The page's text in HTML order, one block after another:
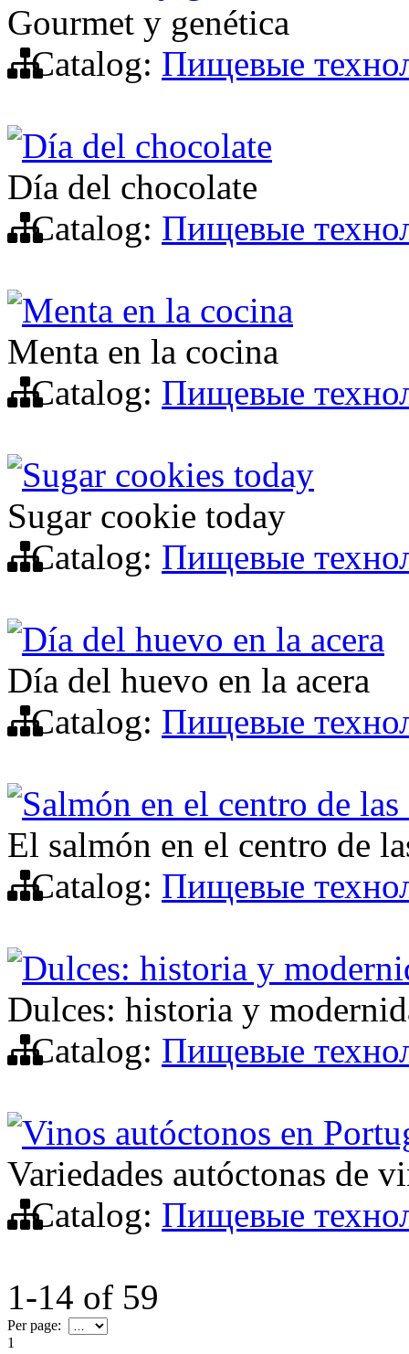
Gourmet y genética
Catalog: Пищевые
Día del chocolate
Día del chocolate
Catalog: Пищевые
Menta en la cocina
Menta en la cocina
Catalog: Пищевые
Sugar cookies today
Sugar cookie today
Catalog: Пищевые
Día del huevo en la acera
Día del huevo en la acera
Catalog: Пищевые
Salmón en el centro de
El salmón en el centro de
Catalog: Пищевые
Dulces: historia y
Dulces: historia y
Catalog: Пищевые
Vinos autóctonos en
Variedades autóctonas de
Catalog: Пищевые
1-14 of 59
Per page:
1